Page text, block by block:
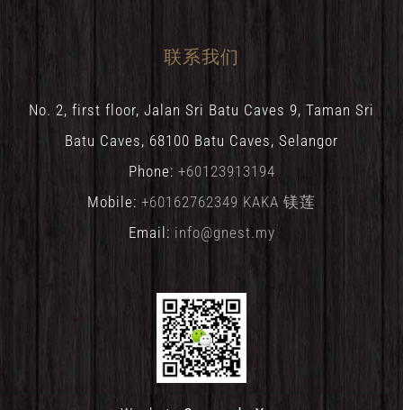
联系我们
No. 2, first floor, Jalan Sri Batu Caves 9, Taman Sri
Batu Caves, 68100 Batu Caves, Selangor
Phone: +60123913194
Mobile: +60162762349 KAKA 镁莲
Email: info@gnest.my